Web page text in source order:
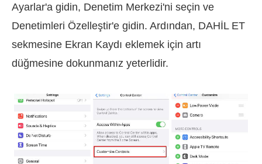
Ayarlar'a gidin, Denetim Merkezi'ni seçin ve
Denetimleri Özelleştir'e gidin. Ardından, DAHİL ET
sekmesine Ekran Kaydı eklemek için artı
düğmesine dokunmanız yeterlidir.